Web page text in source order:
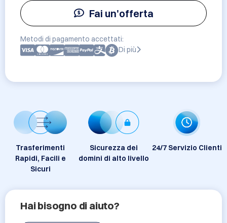
Fai un'offerta
Metodi di pagamento accettati:
Di più
Trasferimenti
Rapidi, Facili e
Sicuri
Sicurezza dei
domini di alto livello
24/7 Servizio Clienti
Hai bisogno di aiuto?